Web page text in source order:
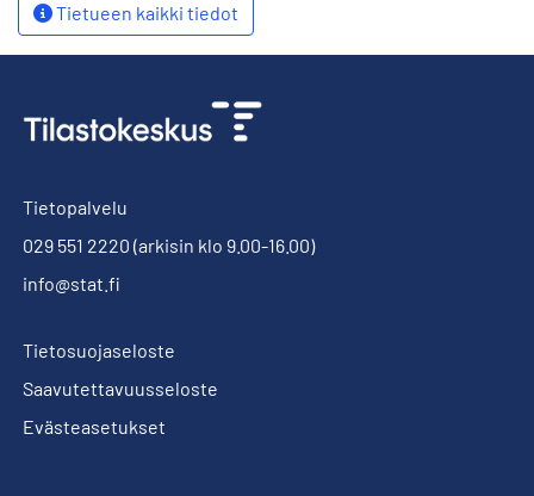
Tietueen kaikki tiedot
Tietopalvelu
029 551 2220 (arkisin klo 9.00-16.00)
info@stat.fi
Tietosuojaseloste
Saavutettavuusseloste
Evästeasetukset